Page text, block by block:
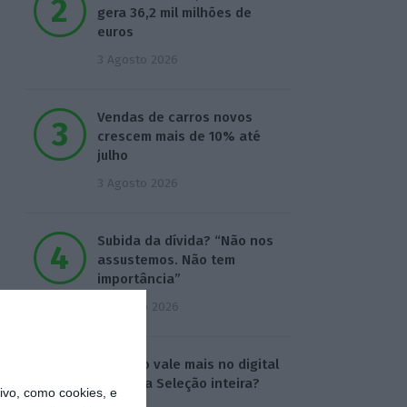
como cookies, e
gera 36,2 mil milhões de
euros
3 Agosto 2026
Vendas de carros novos
crescem mais de 10% até
julho
3 Agosto 2026
Subida da dívida? “Não nos
assustemos. Não tem
importância”
4 Agosto 2026
Ronaldo vale mais no digital
do que a Seleção inteira?